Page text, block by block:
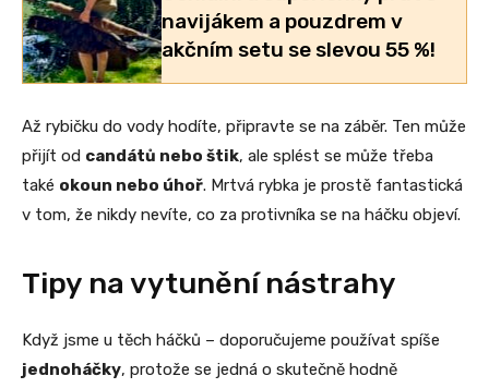
navijákem a pouzdrem v
akčním setu se slevou 55 %!
Až rybičku do vody hodíte, připravte se na záběr. Ten může
přijít od candátů nebo štik, ale splést se může třeba
také okoun nebo úhoř. Mrtvá rybka je prostě fantastická
v tom, že nikdy nevíte, co za protivníka se na háčku objeví.
Tipy na vytunění nástrahy
Když jsme u těch háčků – doporučujeme používat spíše
jednoháčky, protože se jedná o skutečně hodně